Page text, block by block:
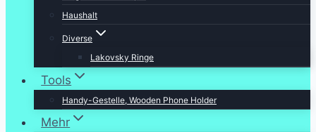
Haushalt
Diverse
Lakovsky Ringe
Tools
Handy-Gestelle, Wooden Phone Holder
Mehr